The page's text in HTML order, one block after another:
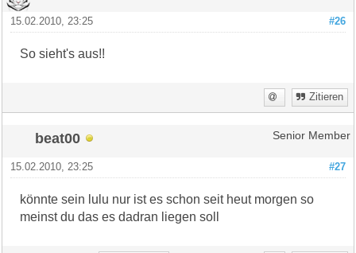
#26
15.02.2010, 23:25
So sieht's aus!!
Zitieren
beat00 Senior Member
#27
15.02.2010, 23:25
könnte sein lulu nur ist es schon seit heut morgen so
meinst du das es dadran liegen soll